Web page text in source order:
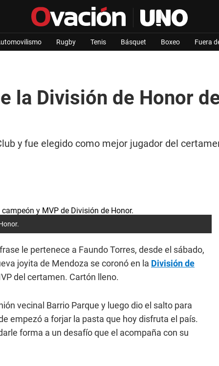
Rugby Tenis Básquet Boxeo Fuera
la División de Honor
y fue elegido como mejor jugador del
le pertenece a Faundo Torres, desde el sábado,
joyita de Mendoza se coronó en la División de
del certamen. Cartón lleno.
vecinal Barrio Parque y luego dio el salto para
empezó a forjar la pasta que hoy disfruta el país.
forma a un desafío que el acompaña con su